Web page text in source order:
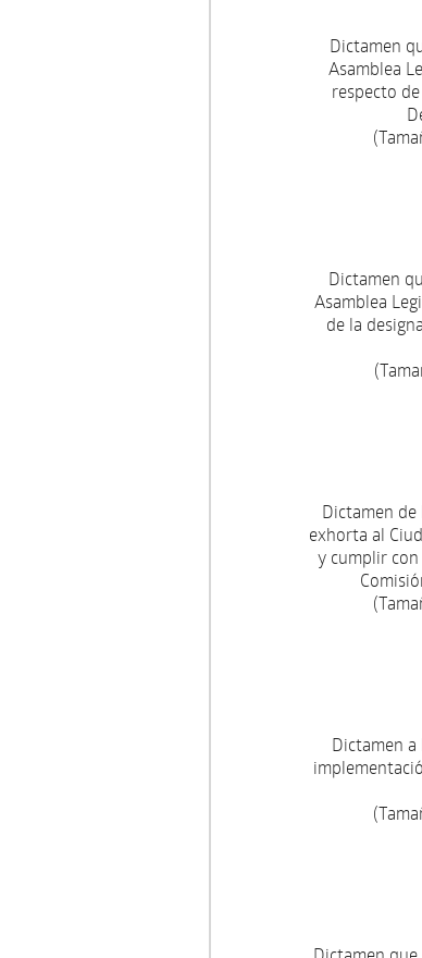
Dictamen
Asamblea
respecto
Dictamen
Asamblea
de la
Dictamen
exhorta al
y cumplir
Dictamen